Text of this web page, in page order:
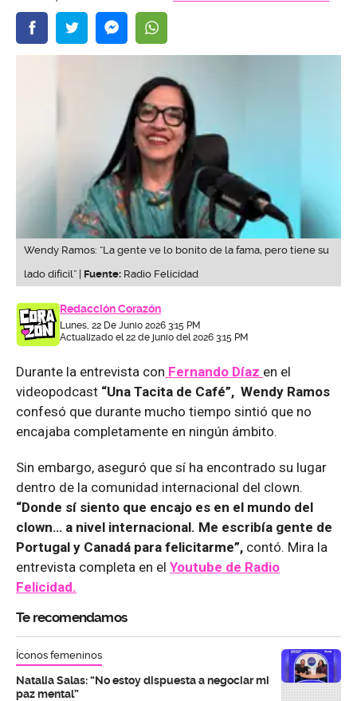
Wendy Ramos: “La gente ve lo bonito de la fama, pero tiene su
lado difícil” | Fuente: Radio Felicidad
Redacción Corazón
Lunes, 22 De Junio 2026 3:15 PM
Actualizado el 22 de junio del 2026 3:15 PM
Durante la entrevista con Fernando Díaz en el
videopodcast “Una Tacita de Café”, Wendy Ramos
confesó que durante mucho tiempo sintió que no
encajaba completamente en ningún ámbito.
Sin embargo, aseguró que sí ha encontrado su lugar
dentro de la comunidad internacional del clown.
“Donde sí siento que encajo es en el mundo del
clown… a nivel internacional. Me escribía gente de
Portugal y Canadá para felicitarme”, contó. Mira la
entrevista completa en el Youtube de Radio
Felicidad.
Te recomendamos
Íconos femeninos
Natalia Salas: “No estoy dispuesta a negociar mi
paz mental”